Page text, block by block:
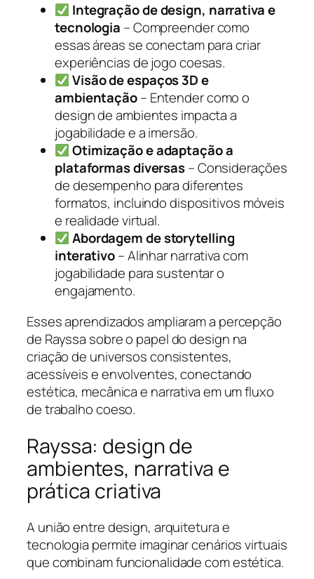
Integração de design, narrativa e
tecnologia – Compreender como
essas áreas se conectam para criar
experiências de jogo coesas.
Visão de espaços 3D e
ambientação– Entender como o
design de ambientes impacta a
jogabilidade e a imersão.
Otimização e adaptação a
plataformas diversas– Considerações
de desempenho para diferentes
formatos, incluindo dispositivos móveis
e realidade virtual.
Abordagem de storytelling
interativo– Alinhar narrativa com
jogabilidade para sustentar o
engajamento.
Esses aprendizados ampliaram a percepção
de Rayssa sobre o papel do design na
criação de universos consistentes,
acessíveis e envolventes, conectando
estética, mecânica e narrativa em um fluxo
de trabalho coeso.
Rayssa: design de
ambientes, narrativa e
prática criativa
A união entre design, arquitetura e
tecnologia permite imaginar cenários virtuais
que combinam funcionalidade com estética.